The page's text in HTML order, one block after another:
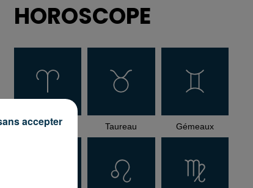
HOROSCOPE
Bélier Taureau Gémeaux
accepter